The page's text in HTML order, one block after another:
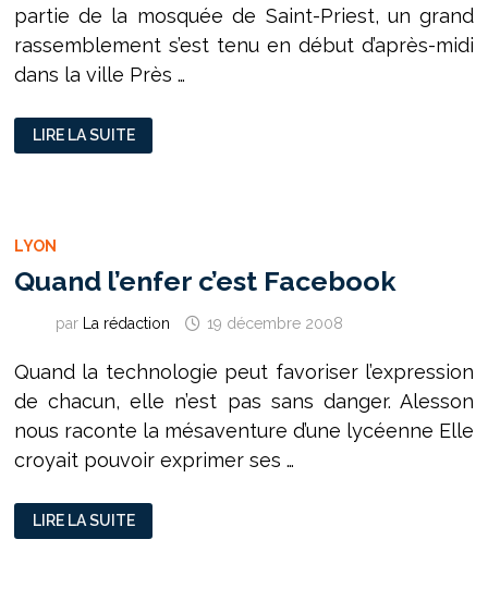
partie de la mosquée de Saint-Priest, un grand
rassemblement s’est tenu en début d’après-midi
dans la ville Près …
LES
MUSULMANS
FACE
LIRE LA SUITE
LYON
Quand l’enfer c’est Facebook
par La rédaction 19 décembre 2008
Quand la technologie peut favoriser l’expression
de chacun, elle n’est pas sans danger. Alesson
nous raconte la mésaventure d’une lycéenne Elle
croyait pouvoir exprimer ses …
QUAND
L’ENFER
C’EST
LIRE LA SUITE